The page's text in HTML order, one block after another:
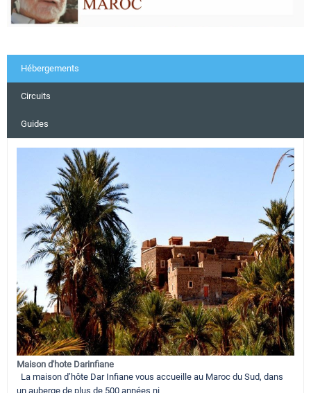
Hébergements
Circuits
Guides
Maison d'hote Darinfiane
La maison d’hôte Dar Infiane vous accueille au Maroc du Sud, dans
un auberge de plus de 500 années ni